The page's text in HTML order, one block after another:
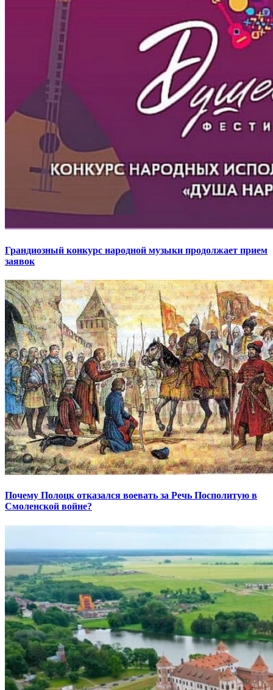
Грандиозный конкурс народной музыки продолжает прием
заявок
Почему Полоцк отказался воевать за Речь Посполитую в
Смоленской войне?